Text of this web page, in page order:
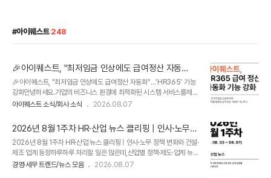
아이퀘스트 248
🎉아이퀘스트, "최저임금 인상에도 급여정산 자동
화"…'HR365' 기능 강화
🎉아이퀘스트, "최저임금 인상에도 급여정산 자동화"…'HR365' 기능
강화안녕하세요.기업의 비즈니스 환경에 최적화된 시스템 서비스를제공
하는 아이퀘스트입니다.​B2B(기업간거래) SW 선도기업 아이퀘스트가
여 정산 자동화 기능을 제시했다는소식 전해드립니다.아이퀘스트, "최저
임금 인상에도 급여정산 자동화"…'HR365' 기능 강화 기사 전문 보러
가기 아이퀘스트가 2027년 최저임금 인상에 맞춰 인사관리 솔루션
‘HR365’를 활용한 급여 정산 자동화 기능을 제시했다는 것에 관련한
보도자료입니다. 이에 대한 자세한 내용은 위 기사 전문을 참고 부탁 드
아이퀘스트 소식/회사 소식 2026.08.07
2026년 8월 1주차 HR·산업 뉴스 클리핑 | 인사·노무
정책 변화와 건설·제조 업계 동향
2026년 8월 1주차 HR·산업 뉴스 클리핑 | 인사·노무 정책 변화와 건설·
제조 업계 동향하루하루 처리할 일은 많은데,산업별 정책·제도·업계 뉴스
까지모두 챙기기 쉽지 않으시죠.​그래서 매주 금요일,실무에 필요한 이슈
경영·세무 트렌드/뉴스 모음 2026.08.07